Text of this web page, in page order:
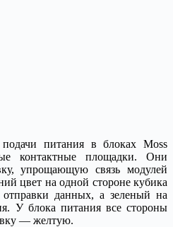
питания в блоках Moss
контактные площадки. Они
упрощающую связь модулей
цвет на одной стороне кубика
данных, а зеленый на
У блока питания все стороны
— желтую.